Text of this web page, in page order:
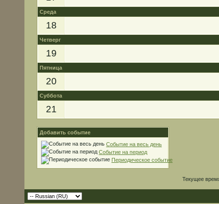
Среда
18
Четверг
19
Пятница
20
Суббота
21
Добавить событие
Событие на весь день
Событие на период
Периодическое событие
Текущее